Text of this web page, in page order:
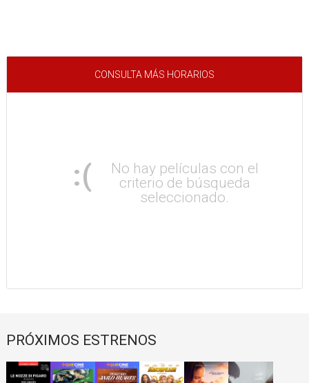
CONSULTA MÁS HORARIOS
:(
No hay películas con el
criterio de búsqueda
seleccionado.
PRÓXIMOS ESTRENOS